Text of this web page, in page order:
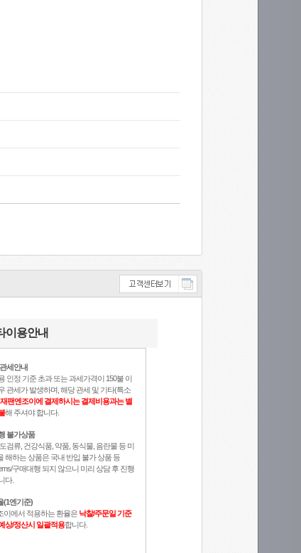
이용안내
세안내
인정 기준 초과 또는 과세가격이 150불 이
관세가 발생하며, 해당 관세 및 기타(특소
재팬엔조이에 결제하시는 결제비용과는 별
해 주셔야 합니다.
불가상품
검류, 건강식품, 약품, 동식물, 음란물 등 미
해하는 상품은 국내 반입 불가 상품 등
구매대행 되지 않으니 미리 상담 후 진행
다.
(1엔기준)
이에서 적용하는 환율은 낙찰/주문일 기준
상/정산시 일괄적용합니다.